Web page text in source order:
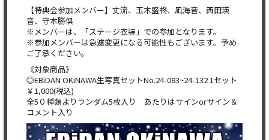
【特典会参加メンバー】丈流、玉木盛柊、凪海音、西田瑛
音、守本勝倶
※メンバーは、「ステージ衣装」での参加となります。
※参加メンバーは急遽変更になる可能性もございます。予め
ご了承ください。
《対象商品》
◎EBiDAN OKiNAWA生写真セットNo.24-083~24-132 1セット
￥1,000(税込)
全5０種類よりランダム5枚入り あたりはサインorサイン＆
コメント入り